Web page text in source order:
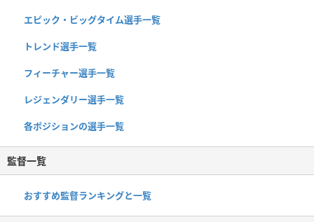
エピック・ビッグタイム選手一覧
トレンド選手一覧
フィーチャー選手一覧
レジェンダリー選手一覧
各ポジションの選手一覧
監督一覧
おすすめ監督ランキングと一覧